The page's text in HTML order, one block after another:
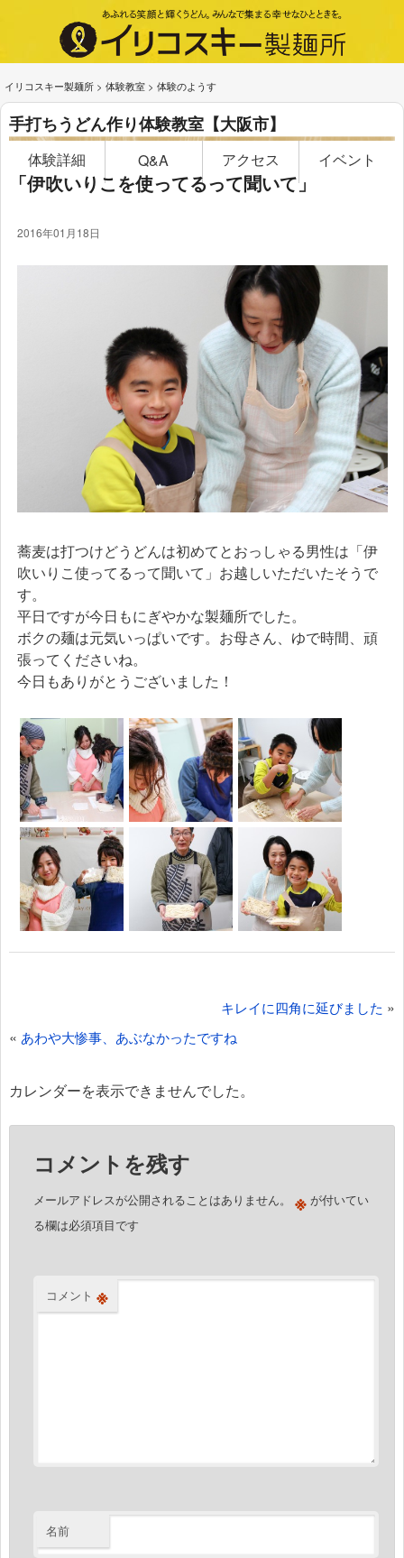
イリコスキー製麺所 > 体験教室 > 体験のようす
手打ちうどん作り体験教室【大阪市】
体験詳細 Q&A アクセス イベント
「伊吹いりこを使ってるって聞いて」
2016年01月18日
蕎麦は打つけどうどんは初めてとおっしゃる男性は「伊
吹いりこ使ってるって聞いて」お越しいただいたそうで
す。
平日ですが今日もにぎやかな製麺所でした。
ボクの麺は元気いっぱいです。お母さん、ゆで時間、頑
張ってくださいね。
今日もありがとうございました！
稿
ビ
キレイに四角に延びました »
« あわや大惨事、あぶなかったですね
カレンダーを表示できませんでした。
コメントを残す
メールアドレスが公開されることはありません。 ※が付いてい
る欄は必須項目です
コメント ※
名前